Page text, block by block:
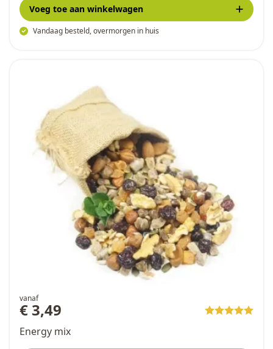
Vandaag besteld, overmorgen in huis
Voeg toe aan winkelwagen
vanaf
€ 3,49
Energy mix